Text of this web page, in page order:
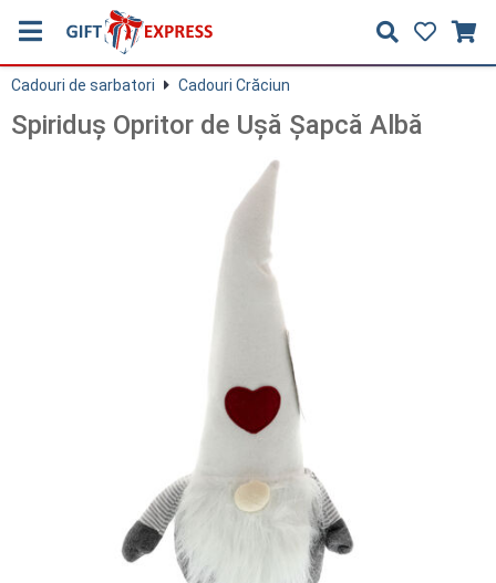
Cadouri de sarbatori Cadouri Crăciun
Spiriduș Opritor de Ușă Șapcă Albă